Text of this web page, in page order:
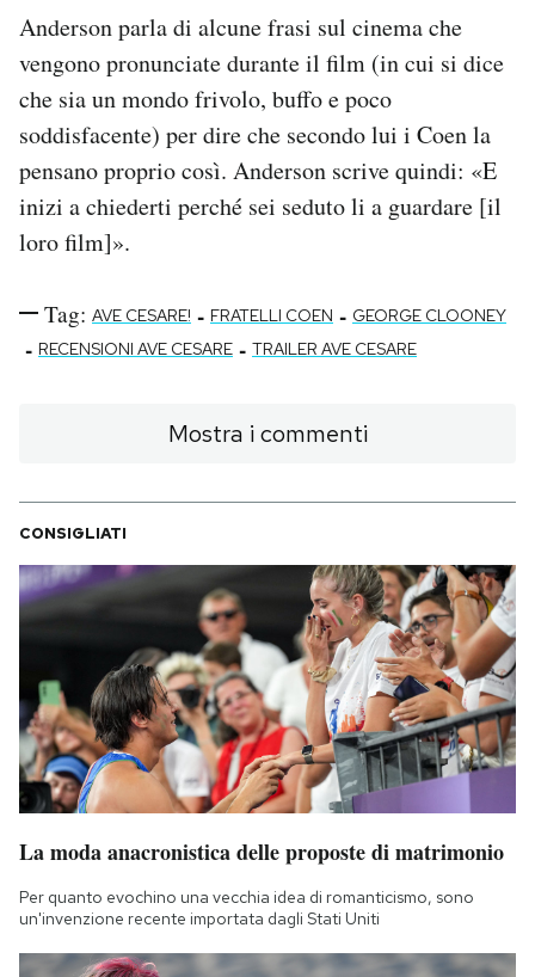
Anderson parla di alcune frasi sul cinema che
vengono pronunciate durante il film (in cui si dice
che sia un mondo frivolo, buffo e poco
soddisfacente) per dire che secondo lui i Coen la
pensano proprio così. Anderson scrive quindi: «E
inizi a chiederti perché sei seduto li a guardare [il
loro film]».
Tag: AVE CESARE! - FRATELLI COEN - GEORGE CLOONEY
- RECENSIONI AVE CESARE - TRAILER AVE CESARE
Mostra i commenti
CONSIGLIATI
La moda anacronistica delle proposte di matrimonio
Per quanto evochino una vecchia idea di romanticismo, sono
un'invenzione recente importata dagli Stati Uniti